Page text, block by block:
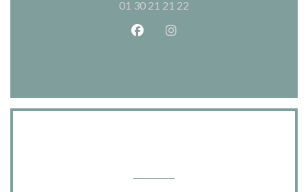
01 30 21 21 22
Facebook ((ανοίγει σε νέο
Instagram ((ανοίγει σε